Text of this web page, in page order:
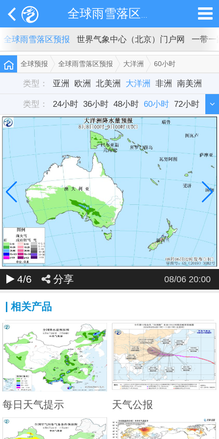
全球雨雪落区预报 世界气象中心（北京）门户网 一带一
全球预报 全球雨雪落区预报 大洋洲 60小时
类型： 亚洲 欧洲 北美洲 大洋洲 非洲 南美洲
类型： 24小时 36小时 48小时 60小时 72小时
84小时
4/6 分享 08/06 20:00
相关产品
每日天气提示 天气公报